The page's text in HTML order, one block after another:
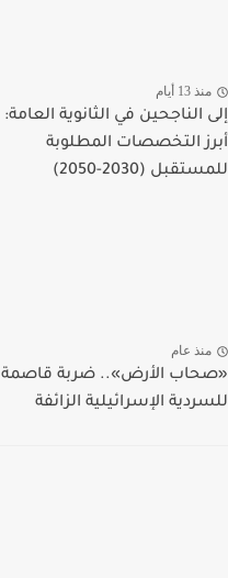
منذ 13 أيام
إلى الناجحين في الثانوية العامة:
أبرز التخصصات المطلوبة
للمستقبل (2030-2050)
منذ عام
«صحاب الأرض».. ضربة قاصمة
للسردية الإسرائيلية الزائفة